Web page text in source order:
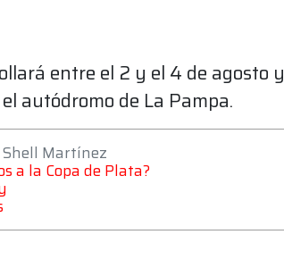
entre el 2 y el 4 de agosto y
autódromo de La Pampa.
Shell Martínez
a la Copa de Plata?